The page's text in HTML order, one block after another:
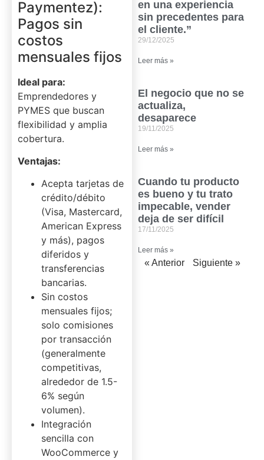
Paymentez):
Pagos sin
costos
mensuales fijos
Ideal para:
Emprendedores y
PYMES que buscan
flexibilidad y amplia
cobertura.
Ventajas:
Acepta tarjetas de
crédito/débito
(Visa, Mastercard,
American Express
y más), pagos
diferidos y
transferencias
bancarias.
Sin costos
mensuales fijos;
solo comisiones
por transacción
(generalmente
competitivas,
alrededor de 1.5-
6% según
volumen).
Integración
sencilla con
WooCommerce y
en una experiencia
sin precedentes para
el cliente.”
29/12/2025
Leer más »
El negocio que no se
actualiza,
desaparece
19/11/2025
Leer más »
Cuando tu producto
es bueno y tu trato
impecable, vender
deja de ser difícil
17/11/2025
Leer más »
« Anterior Siguiente »